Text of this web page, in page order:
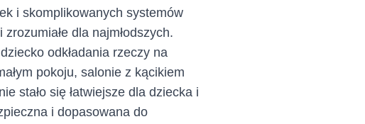
i skomplikowanych systemów
dla najmłodszych.
odkładania rzeczy na
pokoju, salonie z kącikiem
stało się łatwiejsze dla dziecka i
i dopasowana do